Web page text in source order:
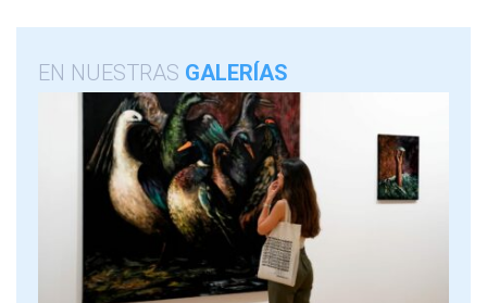
EN NUESTRAS GALERÍAS